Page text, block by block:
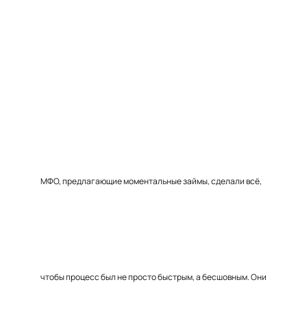
МФО, предлагающие моментальные займы, сделали всё,
чтобы процесс был не просто быстрым, а бесшовным. Они